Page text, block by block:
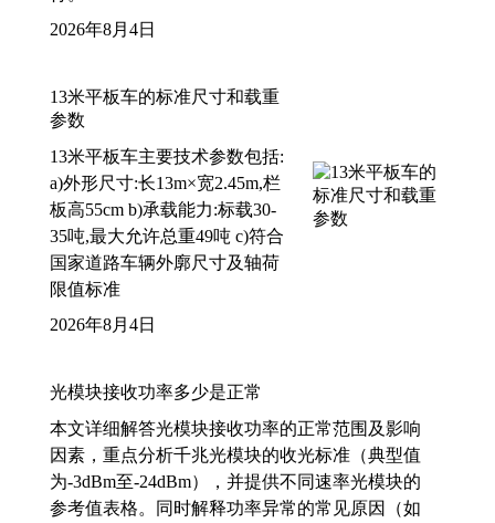
2026年8月4日
13米平板车的标准尺寸和载重
参数
13米平板车主要技术参数包括:
a)外形尺寸:长13m×宽2.45m,栏
板高55cm b)承载能力:标载30-
35吨,最大允许总重49吨 c)符合
国家道路车辆外廓尺寸及轴荷
限值标准
2026年8月4日
光模块接收功率多少是正常
本文详细解答光模块接收功率的正常范围及影响
因素，重点分析千兆光模块的收光标准（典型值
为-3dBm至-24dBm），并提供不同速率光模块的
参考值表格。同时解释功率异常的常见原因（如